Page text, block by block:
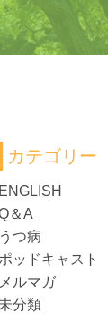
カテゴリー
ENGLISH
＆A
うつ病
ポッドキャスト
メルマガ
未分類